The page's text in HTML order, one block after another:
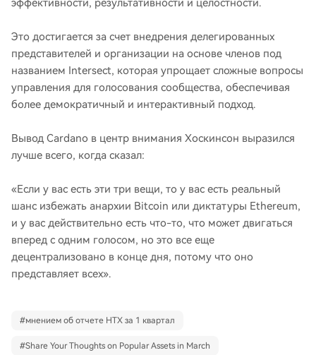
эффективности, результативности и целостности.
Это достигается за счет внедрения делегированных
представителей и организации на основе членов под
названием Intersect, которая упрощает сложные вопросы
управления для голосования сообщества, обеспечивая
более демократичный и интерактивный подход.
Вывод Cardano в центр внимания Хоскинсон выразился
лучше всего, когда сказал:
«Если у вас есть эти три вещи, то у вас есть реальный
шанс избежать анархии Bitcoin или диктатуры Ethereum,
и у вас действительно есть что-то, что может двигаться
вперед с одним голосом, но это все еще
децентрализовано в конце дня, потому что оно
представляет всех».
#мнением об отчете HTX за 1 квартал
#Share Your Thoughts on Popular Assets in March